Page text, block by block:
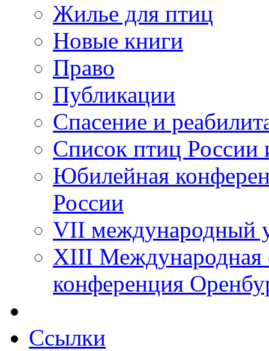
Жилье для птиц
Новые книги
Право
Публикации
Спасение и
Список птиц России
Юбилейная
России
VII международный
XIII Международная
конференция
Ссылки